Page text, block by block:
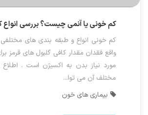
کم خونی یا آنمی چیست؟ بررسی
کم خونی انواع و طبقه بندی های
واقع فقدان مقدار کافی گلبول های قرمز
مورد نیاز بدن به اکسیژن است .
مختلف آن می توا...
بیماری های خون